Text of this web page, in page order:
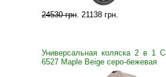
24530 грн. 21138 грн.
Универсальная коляска 2 в 1
6527 Maple Beige серо-бежевая